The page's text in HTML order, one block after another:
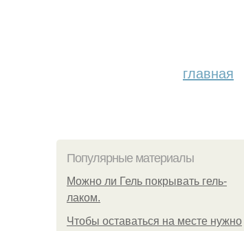
главная
Популярные материалы
Можно ли Гель покрывать гель-
лаком.
Чтобы оставаться на месте нужно